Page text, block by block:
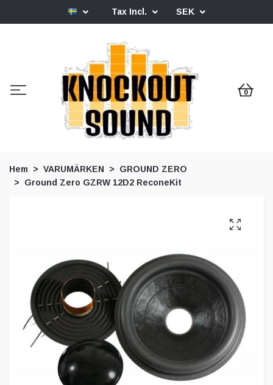
Tax Incl. SEK
0
Hem VARUMÄRKEN
GROUND ZERO
Ground Zero GZRW 12D2 ReconeKit